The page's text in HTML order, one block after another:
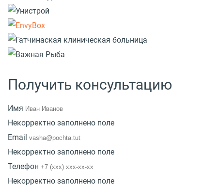
Получить консультацию
Имя
Некорректно заполнено поле
Email
Некорректно заполнено поле
Телефон
Некорректно заполнено поле